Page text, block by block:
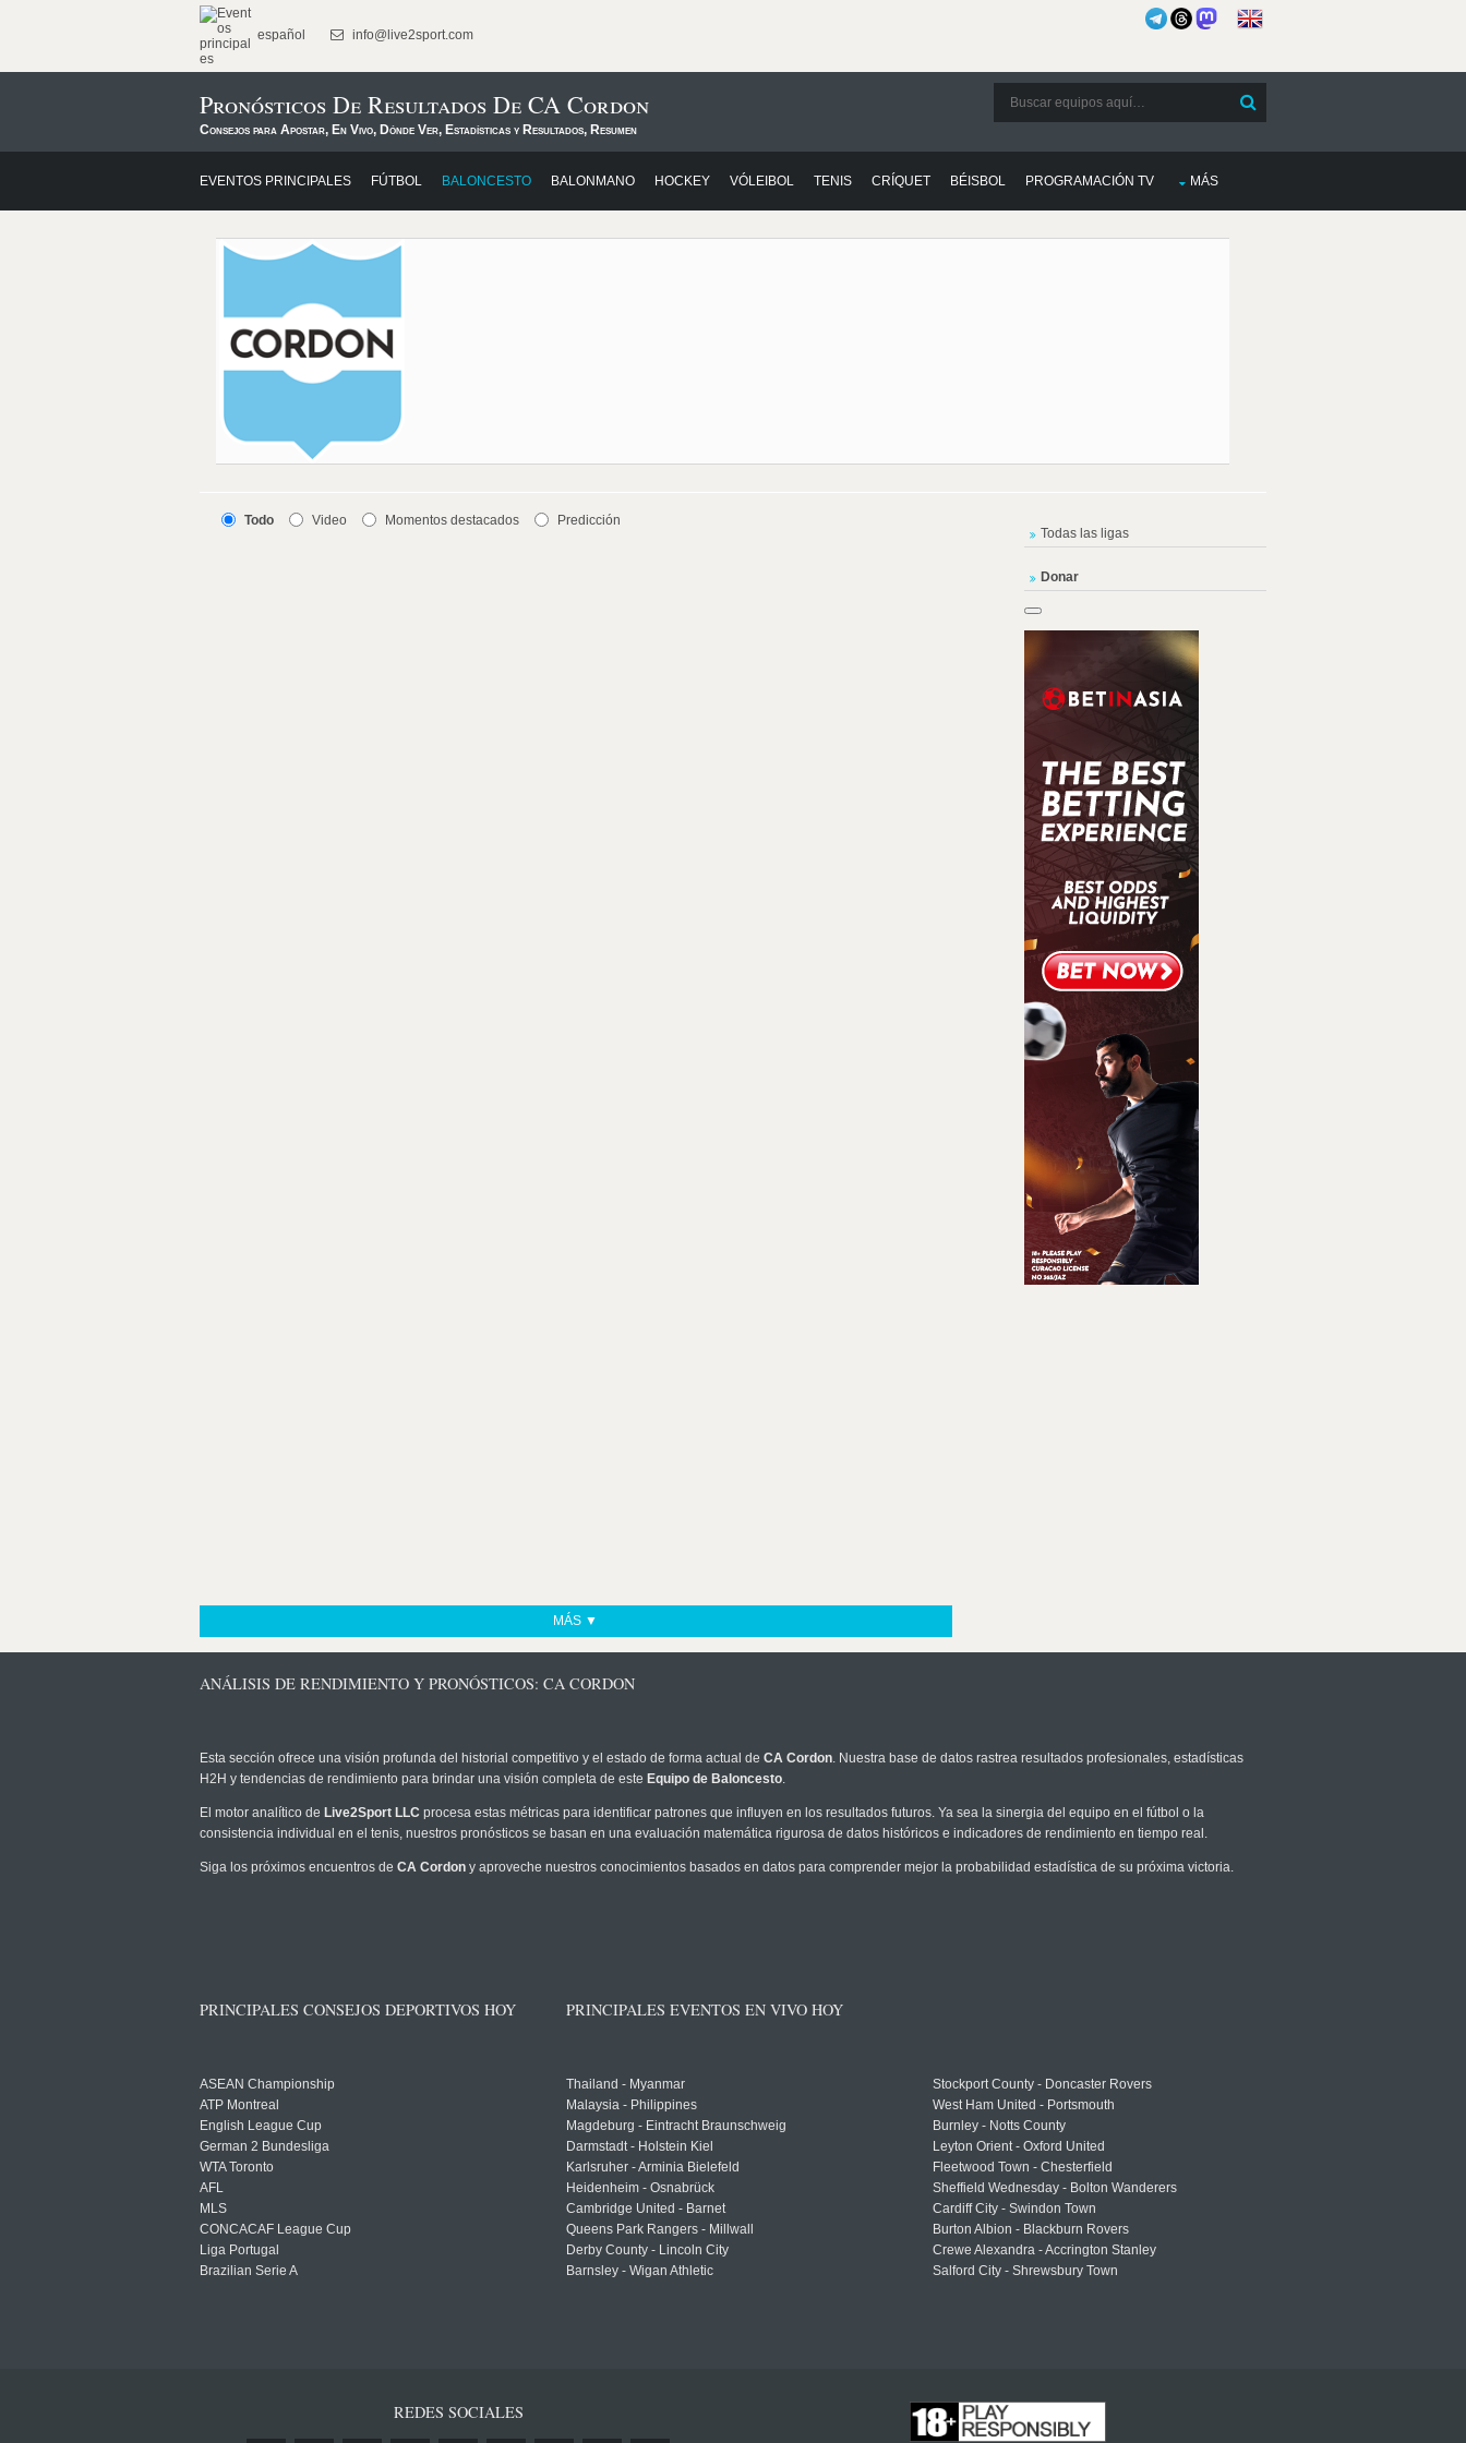
español info@live2sport.com
Pronósticos De Resultados De CA Cordon
Consejos para Apostar, En Vivo, Dónde Ver, Estadísticas y Resultados, Resumen
EVENTOS PRINCIPALES FÚTBOL BALONCESTO BALONMANO HOCKEY VÓLEIBOL TENIS CRÍQUET BÉISBOL PROGRAMACIÓN TV MÁS
Todo Video Momentos destacados Predicción
MÁS ▼
Todas las ligas
Donar
ANÁLISIS DE RENDIMIENTO Y PRONÓSTICOS: CA CORDON
Esta sección ofrece una visión profunda del historial competitivo y el estado de forma actual de CA Cordon. Nuestra base de datos rastrea resultados profesionales, estadísticas
H2H y tendencias de rendimiento para brindar una visión completa de este Equipo de Baloncesto.
El motor analítico de Live2Sport LLC procesa estas métricas para identificar patrones que influyen en los resultados futuros. Ya sea la sinergia del equipo en el fútbol o la
consistencia individual en el tenis, nuestros pronósticos se basan en una evaluación matemática rigurosa de datos históricos e indicadores de rendimiento en tiempo real.
Siga los próximos encuentros de CA Cordon y aproveche nuestros conocimientos basados en datos para comprender mejor la probabilidad estadística de su próxima victoria.
PRINCIPALES CONSEJOS DEPORTIVOS HOY
ASEAN Championship
ATP Montreal
English League Cup
German 2 Bundesliga
WTA Toronto
AFL
MLS
CONCACAF League Cup
Liga Portugal
Brazilian Serie A
PRINCIPALES EVENTOS EN VIVO HOY
Thailand - Myanmar
Malaysia - Philippines
Magdeburg - Eintracht Braunschweig
Darmstadt - Holstein Kiel
Karlsruher - Arminia Bielefeld
Heidenheim - Osnabrück
Cambridge United - Barnet
Queens Park Rangers - Millwall
Derby County - Lincoln City
Barnsley - Wigan Athletic
Stockport County - Doncaster Rovers
West Ham United - Portsmouth
Burnley - Notts County
Leyton Orient - Oxford United
Fleetwood Town - Chesterfield
Sheffield Wednesday - Bolton Wanderers
Cardiff City - Swindon Town
Burton Albion - Blackburn Rovers
Crewe Alexandra - Accrington Stanley
Salford City - Shrewsbury Town
REDES SOCIALES